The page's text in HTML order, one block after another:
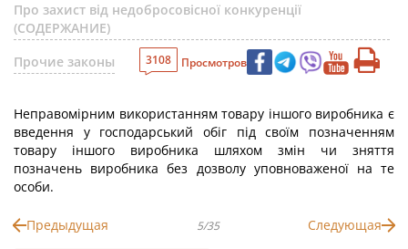
Про захист від недобросовісної конкуренції
(СОДЕРЖАНИЕ)
Прочие законы
3108 Просмотров
Неправомірним використанням товару іншого виробника є
введення у господарський обіг під своїм позначенням
товару іншого виробника шляхом змін чи зняття
позначень виробника без дозволу уповноваженої на те
особи.
Предыдущая 5/35 Следующая